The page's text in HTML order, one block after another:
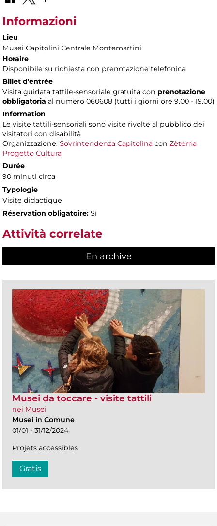
Informazioni
Lieu
Musei Capitolini Centrale Montemartini
Horaire
Disponibile su richiesta con prenotazione telefonica
Billet d'entrée
Visita guidata tattile-sensoriale gratuita con prenotazione
obbligatoria al numero 060608 (tutti i giorni ore 9.00 - 19.00)
Information
Le visite tattili-sensoriali sono visite rivolte al pubblico dei
visitatori con disabilità
Organizzazione: Sovrintendenza Capitolina con Zètema
Progetto Cultura
Durée
90 minuti circa
Typologie
Visite didactique
Réservation obligatoire: Sì
Attività correlate
En archive
Musei da toccare - visite tattili
nei Musei
Musei in Comune
01/01 - 31/12/2024
Projets accessibles
Gratis